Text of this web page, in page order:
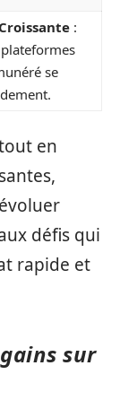
:
se
en
défis qui
rapide et
sur